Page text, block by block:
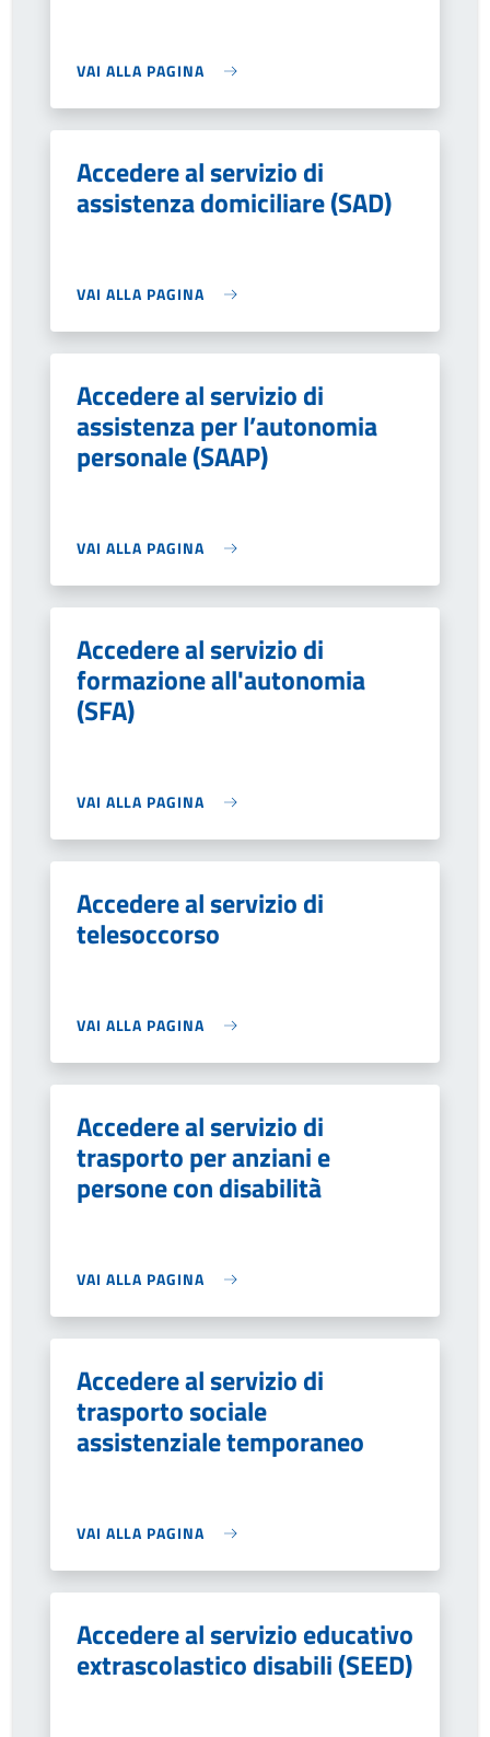
VAI ALLA PAGINA
Accedere al servizio di
assistenza domiciliare (SAD)
VAI ALLA PAGINA
Accedere al servizio di
assistenza per l’autonomia
personale (SAAP)
VAI ALLA PAGINA
Accedere al servizio di
formazione all'autonomia
(SFA)
VAI ALLA PAGINA
Accedere al servizio di
telesoccorso
VAI ALLA PAGINA
Accedere al servizio di
trasporto per anziani e
persone con disabilità
VAI ALLA PAGINA
Accedere al servizio di
trasporto sociale
assistenziale temporaneo
VAI ALLA PAGINA
Accedere al servizio educativo
extrascolastico disabili (SEED)